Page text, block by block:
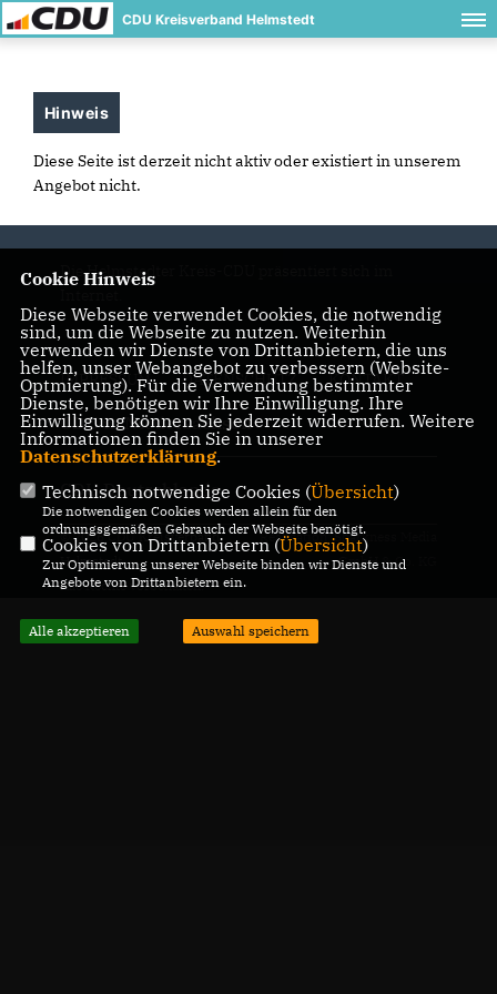
CDU Kreisverband Helmstedt
Hinweis
Diese Seite ist derzeit nicht aktiv oder existiert in unserem
Angebot nicht.
Die Helmstedter Kreis-CDU präsentiert sich im
IMPRESSUM DATENSCHUTZ KONTAKT
CDU in Niedersachsen
CDU Deutschlands
© 2026 CDU Kreisverband
Helmstedt
Alle Rechte vorbehalten.
Realisation: Sharkness Media
GmbH & Co. KG
Cookie Hinweis
Diese Webseite verwendet Cookies, die notwendig
sind, um die Webseite zu nutzen. Weiterhin
verwenden wir Dienste von Drittanbietern, die uns
helfen, unser Webangebot zu verbessern (Website-
Optmierung). Für die Verwendung bestimmter
Dienste, benötigen wir Ihre Einwilligung. Ihre
Einwilligung können Sie jederzeit widerrufen. Weitere
Informationen finden Sie in unserer
Datenschutzerklärung.
Technisch notwendige Cookies (Übersicht)
Die notwendigen Cookies werden allein für den
ordnungsgemäßen Gebrauch der Webseite benötigt.
Cookies von Drittanbietern (Übersicht)
Zur Optimierung unserer Webseite binden wir Dienste und
Angebote von Drittanbietern ein.
Alle akzeptieren Auswahl speichern